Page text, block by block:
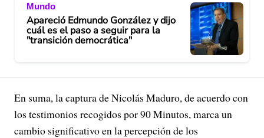
Mundo
Apareció Edmundo González y dijo
cuál es el paso a seguir para la
"transición democrática"
En suma, la captura de Nicolás Maduro, de acuerdo con
los testimonios recogidos por 90 Minutos, marca un
cambio significativo en la percepción de los